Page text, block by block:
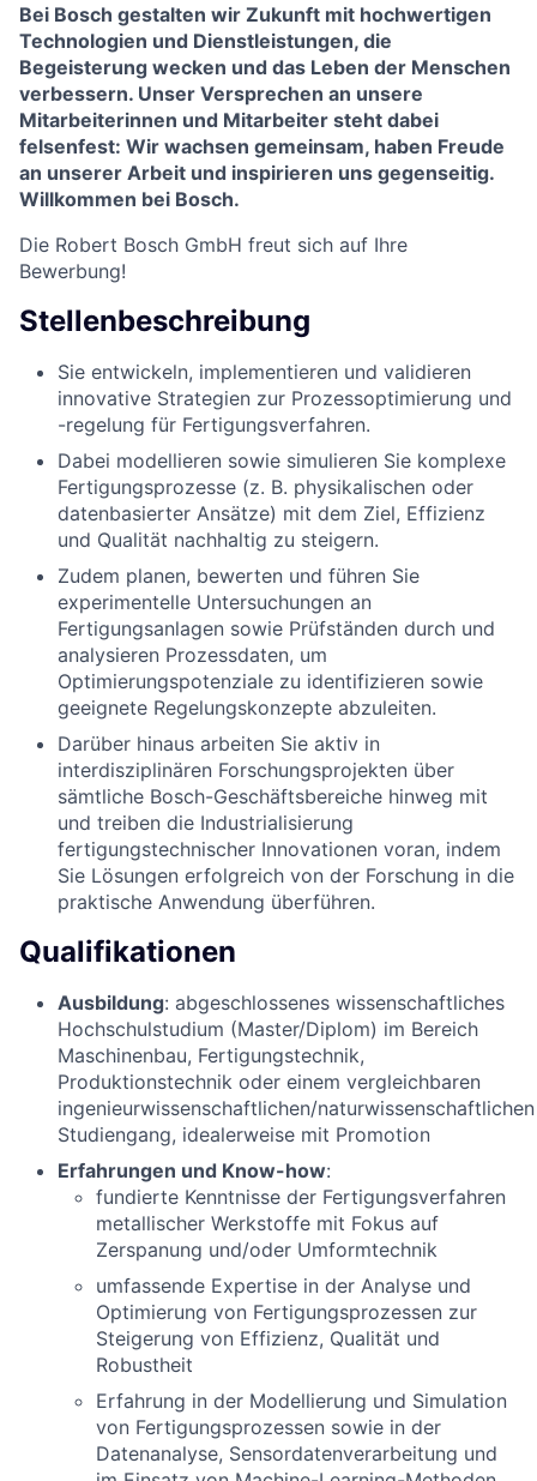
Bei Bosch gestalten wir Zukunft mit hochwertigen
Technologien und Dienstleistungen, die
Begeisterung wecken und das Leben der Menschen
verbessern. Unser Versprechen an unsere
Mitarbeiterinnen und Mitarbeiter steht dabei
felsenfest: Wir wachsen gemeinsam, haben Freude
an unserer Arbeit und inspirieren uns gegenseitig.
Willkommen bei Bosch.
Die Robert Bosch GmbH freut sich auf Ihre
Bewerbung!
Stellenbeschreibung
Sie entwickeln, implementieren und validieren
innovative Strategien zur Prozessoptimierung und
-regelung für Fertigungsverfahren.
Dabei modellieren sowie simulieren Sie komplexe
Fertigungsprozesse (z. B. physikalischen oder
datenbasierter Ansätze) mit dem Ziel, Effizienz
und Qualität nachhaltig zu steigern.
Zudem planen, bewerten und führen Sie
experimentelle Untersuchungen an
Fertigungsanlagen sowie Prüfständen durch und
analysieren Prozessdaten, um
Optimierungspotenziale zu identifizieren sowie
geeignete Regelungskonzepte abzuleiten.
Darüber hinaus arbeiten Sie aktiv in
interdisziplinären Forschungsprojekten über
sämtliche Bosch-Geschäftsbereiche hinweg mit
und treiben die Industrialisierung
fertigungstechnischer Innovationen voran, indem
Sie Lösungen erfolgreich von der Forschung in die
praktische Anwendung überführen.
Qualifikationen
Ausbildung: abgeschlossenes wissenschaftliches
Hochschulstudium (Master/Diplom) im Bereich
Maschinenbau, Fertigungstechnik,
Produktionstechnik oder einem vergleichbaren
ingenieurwissenschaftlichen/naturwissenschaftlichen
Studiengang, idealerweise mit Promotion
Erfahrungen und Know-how:
fundierte Kenntnisse der Fertigungsverfahren
metallischer Werkstoffe mit Fokus auf
Zerspanung und/oder Umformtechnik
umfassende Expertise in der Analyse und
Optimierung von Fertigungsprozessen zur
Steigerung von Effizienz, Qualität und
Robustheit
Erfahrung in der Modellierung und Simulation
von Fertigungsprozessen sowie in der
Datenanalyse, Sensordatenverarbeitung und